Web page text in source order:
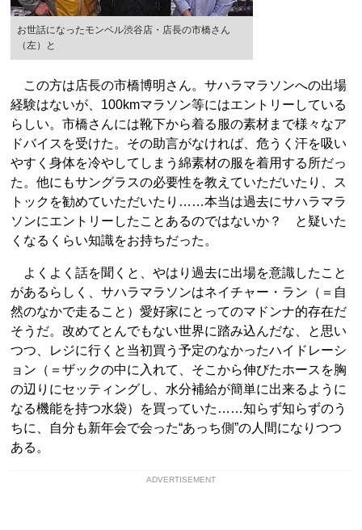
お世話になったモンベル渋谷店・店長の市橋さん
（左）と
この方は店長の市橋博明さん。サハラマラソンへの出場
経験はないが、100kmマラソン等にはエントリーしている
らしい。市橋さんには靴下から着る服の素材まで様々なア
ドバイスを受けた。その助言がなければ、危うく汗を吸い
やすく身体を冷やしてしまう綿素材の服を着用する所だっ
た。他にもサングラスの必要性を教えていただいたり、ス
トックを勧めていただいたり……本当は過去にサハラマラ
ソンにエントリーしたことあるのではないか？ と疑いた
くなるくらい知識をお持ちだった。
よくよく話を聞くと、やはり過去に出場を意識したこと
があるらしく、サハラマラソンはネイチャー・ラン（＝自
然のなかで走ること）愛好家にとってのマドンナ的存在だ
そうだ。改めてとんでもない世界に踏み込んだな、と思い
つつ、レジに行くと当初買う予定のなかったハイドレーシ
ョン（＝ザックの中に入れて、そこから伸びたホースを胸
の辺りにセッティングし、水分補給が簡単に出来るように
なる機能を持つ水袋）を買っていた……知らず知らずのう
ちに、自分も新年会で会った“あっち側”の人間になりつつ
ある。
ADVERTISEMENT